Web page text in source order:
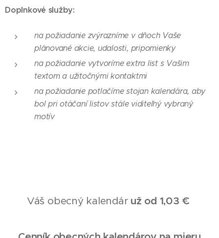
Doplnkové služby:
na požiadanie zvýrazníme v dňoch Vaše
plánované akcie, udalosti, pripomienky
na požiadanie vytvoríme extra list s Vašim
textom a užitočnými kontaktmi
na požiadanie potlačíme stojan kalendára, aby
bol pri otáčaní listov stále viditeľný vybraný
motív
Váš obecný kalendár už od 1,03 €